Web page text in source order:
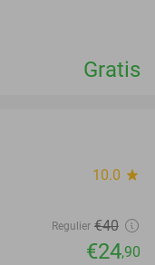
Gratis
10.0 star
Regulier €40
€24,90